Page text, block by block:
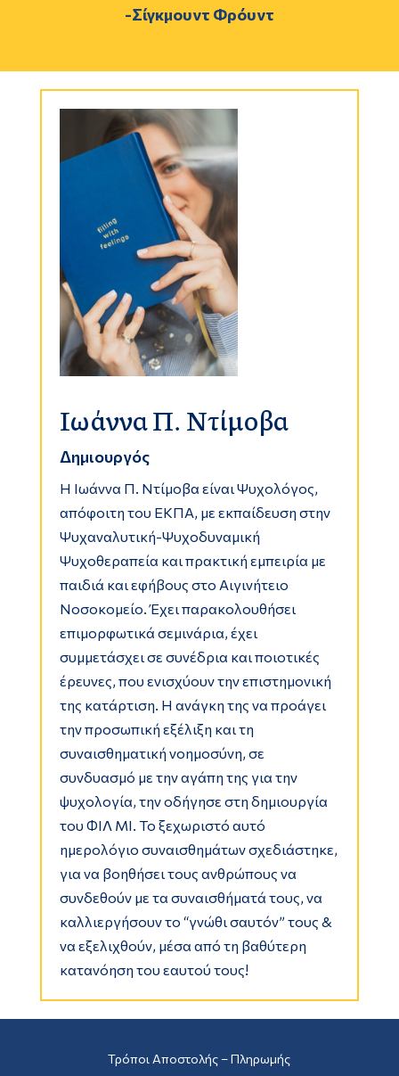
-Σίγκμουντ Φρόυντ
Ιωάννα Π. Ντίμοβα
Δημιουργός
Η Ιωάννα Π. Ντίμοβα είναι Ψυχολόγος,
απόφοιτη του ΕΚΠΑ, με εκπαίδευση στην
Ψυχαναλυτική-Ψυχοδυναμική
Ψυχοθεραπεία και πρακτική εμπειρία με
παιδιά και εφήβους στο Αιγινήτειο
Νοσοκομείο. Έχει παρακολουθήσει
επιμορφωτικά σεμινάρια, έχει
συμμετάσχει σε συνέδρια και ποιοτικές
έρευνες, που ενισχύουν την επιστημονική
της κατάρτιση. Η ανάγκη της να προάγει
την προσωπική εξέλιξη και τη
συναισθηματική νοημοσύνη, σε
συνδυασμό με την αγάπη της για την
ψυχολογία, την οδήγησε στη δημιουργία
του ΦΙΛ ΜΙ. Το ξεχωριστό αυτό
ημερολόγιο συναισθημάτων σχεδιάστηκε,
για να βοηθήσει τους ανθρώπους να
συνδεθούν με τα συναισθήματά τους, να
καλλιεργήσουν το “γνώθι σαυτόν” τους &
να εξελιχθούν, μέσα από τη βαθύτερη
κατανόηση του εαυτού τους!
Τρόποι Αποστολής – Πληρωμής